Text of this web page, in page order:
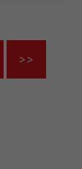
>>